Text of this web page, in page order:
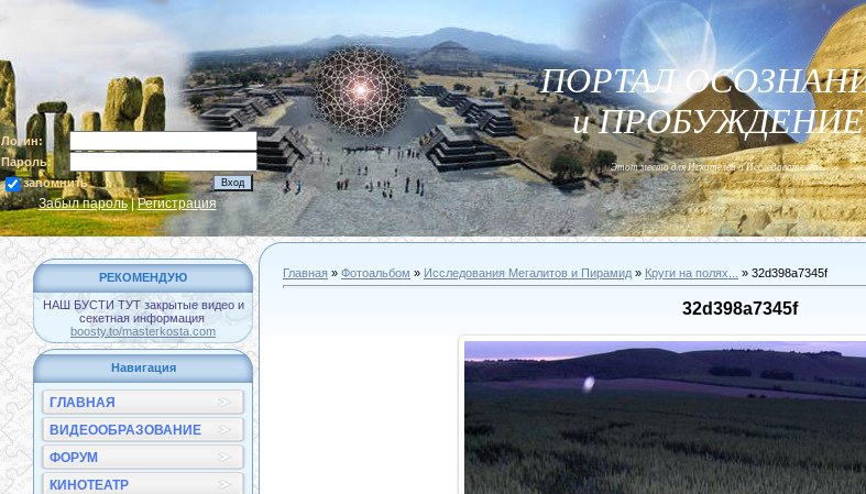
Логин:
Пароль:
запомнить
Забыл пароль|Регистрация
ПОРТАЛ
и ПРОБУЖДЕНИЕ
Этот место для Искателей и Исследователей...
РЕКОМЕНДУЮ
НАШ БУСТИ ТУТ закрытые видео и
секетная информация
boosty.to/masterkosta.com
Навигация
ГЛАВНАЯ
ВИДЕООБРАЗОВАНИЕ
ФОРУМ
КИНОТЕАТР
Главная » Фотоальбом » Исследования Мегалитов и Пирамид » Круги на полях... » 32d398a7345f
32d398a7345f